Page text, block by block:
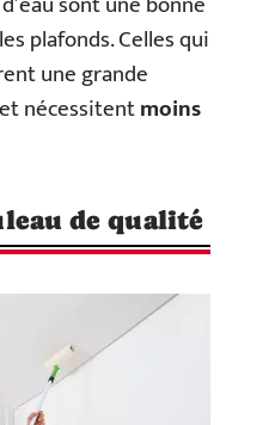
plafonds. Celles qui
une grande
nécessitentmoins
de qualité